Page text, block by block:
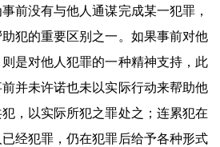
前没有与他人通谋完成某一犯罪，
犯的重要区别之一。如果事前对他
是对他人犯罪的一种精神支持，此
并未许诺也未以实际行动来帮助他
，以实际所犯之罪处之；连累犯在
经犯罪，仍在犯罪后给予各种形式